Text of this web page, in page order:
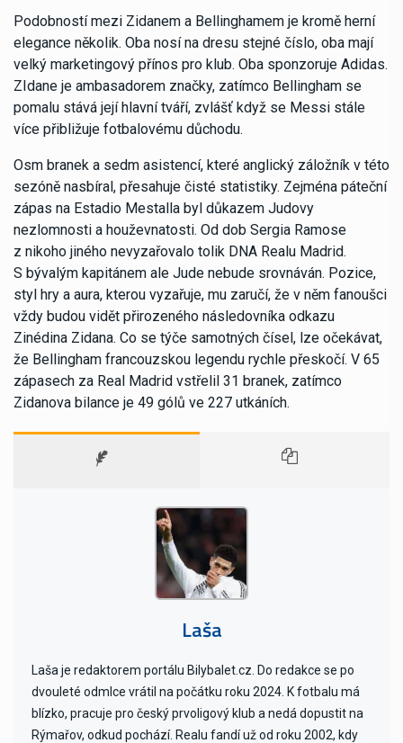
Podobností mezi Zidanem a Bellinghamem je kromě herní
elegance několik. Oba nosí na dresu stejné číslo, oba mají
velký marketingový přínos pro klub. Oba sponzoruje Adidas.
ZIdane je ambasadorem značky, zatímco Bellingham se
pomalu stává její hlavní tváří, zvlášť když se Messi stále
více přibližuje fotbalovému důchodu.
Osm branek a sedm asistencí, které anglický záložník v této
sezóně nasbíral, přesahuje čisté statistiky. Zejména páteční
zápas na Estadio Mestalla byl důkazem Judovy
nezlomnosti a houževnatosti. Od dob Sergia Ramose
z nikoho jiného nevyzařovalo tolik DNA Realu Madrid.
S bývalým kapitánem ale Jude nebude srovnáván. Pozice,
styl hry a aura, kterou vyzařuje, mu zaručí, že v něm fanoušci
vždy budou vidět přirozeného následovníka odkazu
Zinédina Zidana. Co se týče samotných čísel, lze očekávat,
že Bellingham francouzskou legendu rychle přeskočí. V 65
zápasech za Real Madrid vstřelil 31 branek, zatímco
Zidanova bilance je 49 gólů ve 227 utkáních.
Laša
Laša je redaktorem portálu Bilybalet.cz. Do redakce se po
dvouleté odmlce vrátil na počátku roku 2024. K fotbalu má
blízko, pracuje pro český prvoligový klub a nedá dopustit na
Rýmařov, odkud pochází. Realu fandí už od roku 2002, kdy